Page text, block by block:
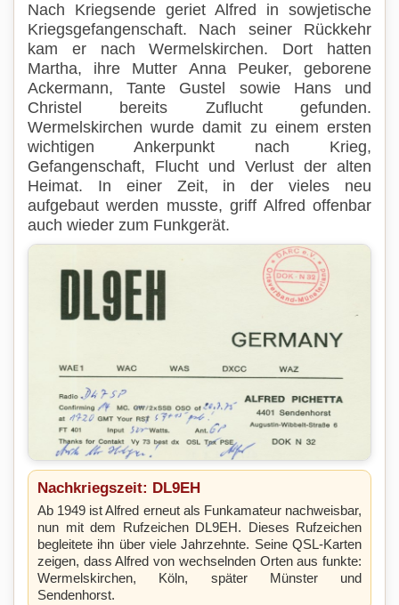
Nach Kriegsende geriet Alfred in sowjetische
Kriegsgefangenschaft. Nach seiner Rückkehr
kam er nach Wermelskirchen. Dort hatten
Martha, ihre Mutter Anna Peuker, geborene
Ackermann, Tante Gustel sowie Hans und
Christel bereits Zuflucht gefunden.
Wermelskirchen wurde damit zu einem ersten
wichtigen Ankerpunkt nach Krieg,
Gefangenschaft, Flucht und Verlust der alten
Heimat. In einer Zeit, in der vieles neu
aufgebaut werden musste, griff Alfred offenbar
auch wieder zum Funkgerät.
Nachkriegszeit: DL9EH
Ab 1949 ist Alfred erneut als Funkamateur nachweisbar,
nun mit dem Rufzeichen DL9EH. Dieses Rufzeichen
begleitete ihn über viele Jahrzehnte. Seine QSL-Karten
zeigen, dass Alfred von wechselnden Orten aus funkte:
Wermelskirchen, Köln, später Münster und
Sendenhorst.